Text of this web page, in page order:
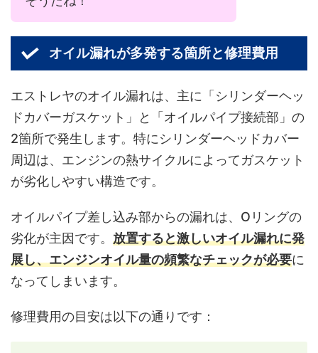
オイル漏れが多発する箇所と修理費用
エストレヤのオイル漏れは、主に「シリンダーヘッ
ドカバーガスケット」と「オイルパイプ接続部」の
2箇所で発生します。特にシリンダーヘッドカバー
周辺は、エンジンの熱サイクルによってガスケット
が劣化しやすい構造です。
オイルパイプ差し込み部からの漏れは、Oリングの
劣化が主因です。 放置すると激しいオイル漏れに発
展し、エンジンオイル量の頻繁なチェックが必要に
なってしまいます。
修理費用の目安は以下の通りです：